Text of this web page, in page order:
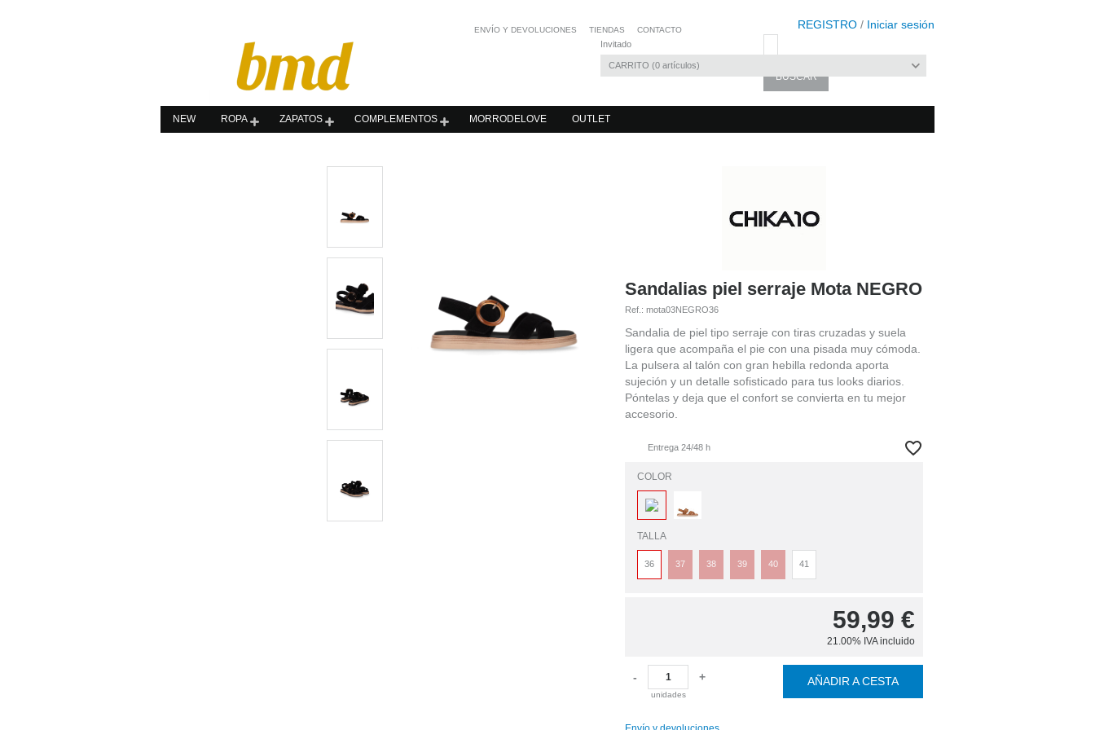
REGISTRO / Iniciar sesión
Invitado
CARRITO 0 artículos
ENVÍO Y DEVOLUCIONES TIENDAS CONTACTO
NEW ROPA ZAPATOS COMPLEMENTOS MORRODELOVE OUTLET
Sandalias piel serraje Mota NEGRO
Ref.: mota03NEGRO36
Sandalia de piel tipo serraje con tiras cruzadas y suela
ligera que acompaña el pie con una pisada muy cómoda.
La pulsera al talón con gran hebilla redonda aporta
sujeción y un detalle sofisticado para tus looks diarios.
Póntelas y deja que el confort se convierta en tu mejor
accesorio.
Entrega 24/48 h
COLOR
TALLA
36 37 38 39 40 41
59,99 €
21.00% IVA incluido
-
unidades
+ AÑADIR A CESTA